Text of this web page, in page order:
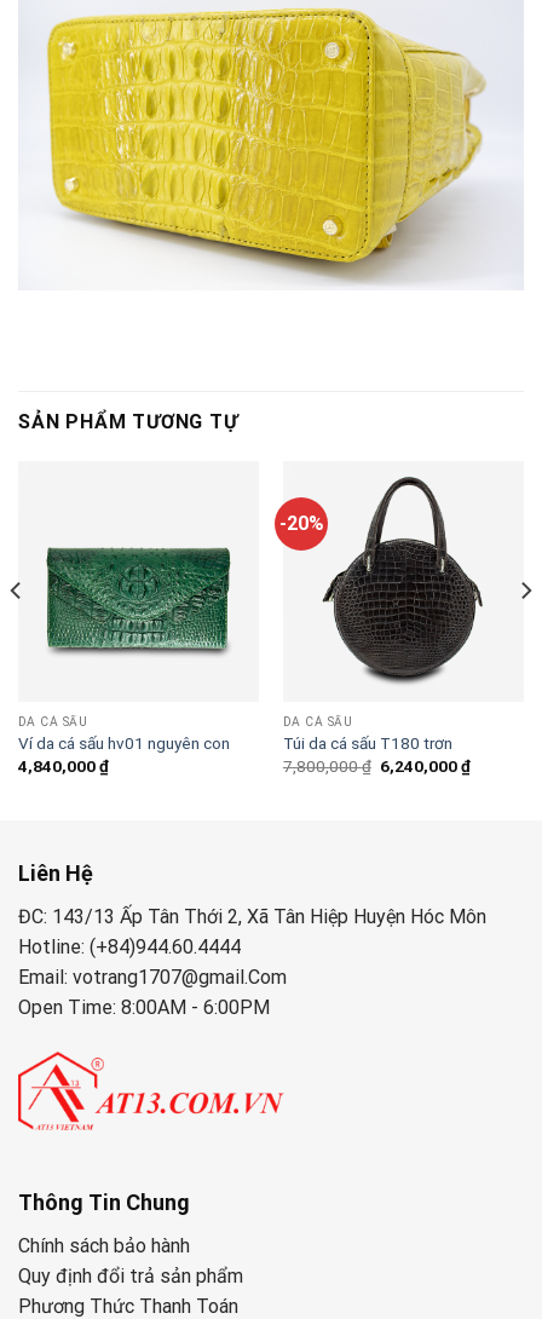
SẢN PHẨM TƯƠNG TỰ
DA CÁ SẤU
Ví da cá sấu hv01 nguyên con
4,840,000₫
-20%
DA CÁ SẤU
Túi da cá sấu T180 trơn
7,800,000₫ Original
price
6,240,000₫Current
price
Liên Hệ
ĐC: 143/13 Ấp Tân Thới 2, Xã Tân Hiệp Huyện Hóc Môn
Hotline: (+84)944.60.4444
Email: votrang1707@gmail.Com
Open Time: 8:00AM - 6:00PM
Thông Tin Chung
Chính sách bảo hành
Quy định đổi trả sản phẩm
Phương Thức Thanh Toán